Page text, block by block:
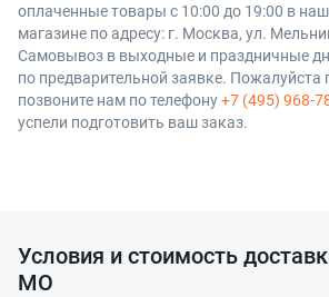
оплаченные товары с 10:00 до 19:00 в
магазине по адресу: г. Москва, ул.
Самовывоз в выходные и праздничные
по предварительной заявке. Пожалуйста
позвоните нам по телефону+7 (495) 968-
успели подготовить ваш заказ.
Условия и стоимость
МО